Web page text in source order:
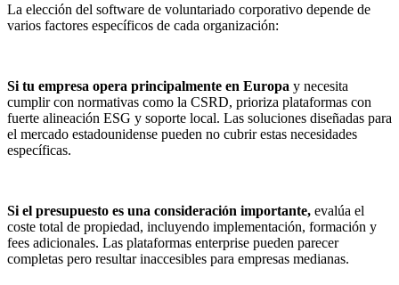
La elección del software de voluntariado corporativo depende de
varios factores específicos de cada organización:
Si tu empresa opera principalmente en Europa y necesita
cumplir con normativas como la CSRD, prioriza plataformas con
fuerte alineación ESG y soporte local. Las soluciones diseñadas para
el mercado estadounidense pueden no cubrir estas necesidades
específicas.
Si el presupuesto es una consideración importante, evalúa el
coste total de propiedad, incluyendo implementación, formación y
fees adicionales. Las plataformas enterprise pueden parecer
completas pero resultar inaccesibles para empresas medianas.